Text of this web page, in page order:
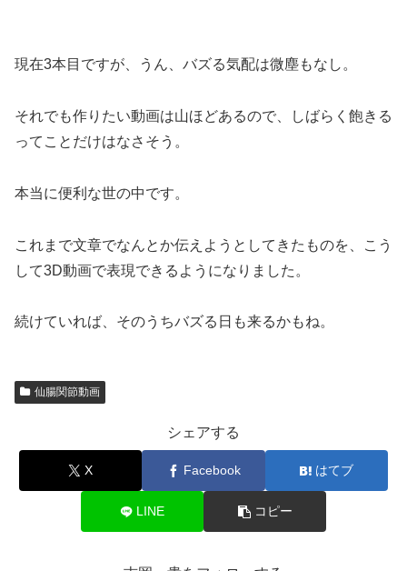
現在3本目ですが、うん、バズる気配は微塵もなし。
それでも作りたい動画は山ほどあるので、しばらく飽きる
ってことだけはなさそう。
本当に便利な世の中です。
これまで文章でなんとか伝えようとしてきたものを、こう
して3D動画で表現できるようになりました。
続けていれば、そのうちバズる日も来るかもね。
仙腸関節動画
シェアする
X Facebook はてブ
LINE コピー